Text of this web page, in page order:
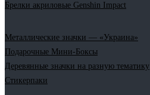
Брелки акриловые Genshin Impact
Металлические значки — «Украина»
Подарочные Мини-Боксы
Деревянные значки на разную тематику
Стикерпаки